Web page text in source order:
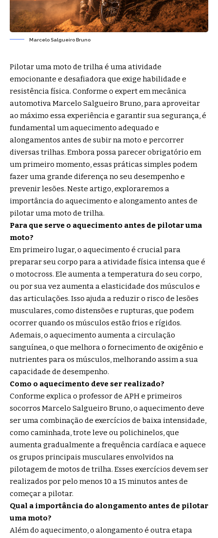
Marcelo Salgueiro Bruno
Pilotar uma moto de trilha é uma atividade
emocionante e desafiadora que exige habilidade e
resistência física. Conforme o expert em mecânica
automotiva Marcelo Salgueiro Bruno, para aproveitar
ao máximo essa experiência e garantir sua segurança, é
fundamental um aquecimento adequado e
alongamentos antes de subir na moto e percorrer
diversas trilhas. Embora possa parecer obrigatório em
um primeiro momento, essas práticas simples podem
fazer uma grande diferença no seu desempenho e
prevenir lesões. Neste artigo, exploraremos a
importância do aquecimento e alongamento antes de
pilotar uma moto de trilha.
Para que serve o aquecimento antes de pilotar uma
moto?
Em primeiro lugar, o aquecimento é crucial para
preparar seu corpo para a atividade física intensa que é
o motocross. Ele aumenta a temperatura do seu corpo,
ou por sua vez aumenta a elasticidade dos músculos e
das articulações. Isso ajuda a reduzir o risco de lesões
musculares, como distensões e rupturas, que podem
ocorrer quando os músculos estão frios e rígidos.
Ademais, o aquecimento aumenta a circulação
sanguínea, o que melhora o fornecimento de oxigênio e
nutrientes para os músculos, melhorando assim a sua
capacidade de desempenho.
Como o aquecimento deve ser realizado?
Conforme explica o professor de APH e primeiros
socorros Marcelo Salgueiro Bruno, o aquecimento deve
ser uma combinação de exercícios de baixa intensidade,
como caminhada, trote leve ou polichinelos, que
aumenta gradualmente a frequência cardíaca e aquece
os grupos principais musculares envolvidos na
pilotagem de motos de trilha. Esses exercícios devem ser
realizados por pelo menos 10 a 15 minutos antes de
começar a pilotar.
Qual a importância do alongamento antes de pilotar
uma moto?
Além do aquecimento, o alongamento é outra etapa